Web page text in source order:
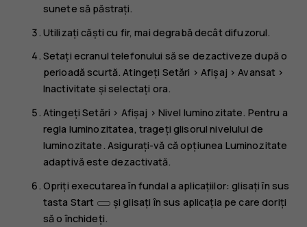
sunete să păstrați.
Utilizați căști cu fir, mai degrabă decât difuzorul.
Setați ecranul telefonului să se dezactiveze după o
perioadă scurtă. Atingeți Setări > Afișaj >Avansat >
Inactivitate și selectați ora.
AtingețiSetări > Afișaj > Nivel luminozitate. Pentru a
regla luminozitatea, trageți glisorul nivelului de
luminozitate. Asigurați-vă că opțiunea Luminozitate
adaptivăeste dezactivată.
Opriți executarea în fundal a aplicațiilor: glisați în sus
tasta Start
și glisați în sus aplicația pe care doriți
să o închideți.